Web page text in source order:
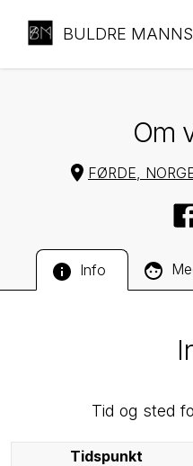
BULDRE
Om
FØRDE,
Info
Tid og sted
Tidspunkt